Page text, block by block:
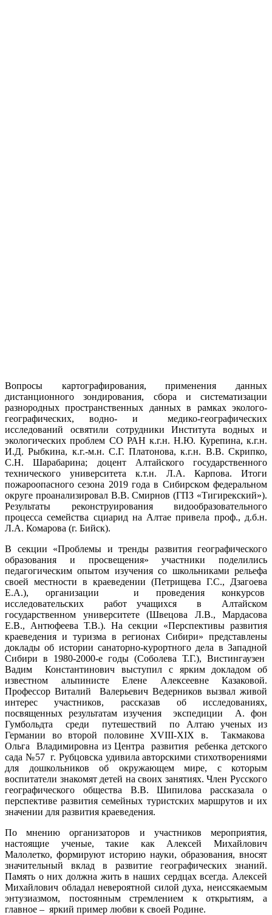
Вопросы картографирования, применения данных
дистанционного зондирования, сбора и систематизации
разнородных пространственных данных в рамках эколого-
географических, водно- и медико-географических
исследований освятили сотрудники Института водных и
экологических проблем СО РАН к.г.н. Н.Ю. Курепина, к.г.н.
И.Д. Рыбкина, к.г.-м.н. С.Г. Платонова, к.г.н. В.В. Скрипко,
С.Н. Шарабарина; доцент Алтайского государственного
технического университета к.т.н. Л.А. Карпова. Итоги
пожароопасного сезона 2019 года в Сибирском федеральном
округе проанализировал В.В. Смирнов (ГПЗ «Тигирекский»).
Результаты реконструирования видообразовательного
процесса семейства сциарид на Алтае привела проф., д.б.н.
Л.А. Комарова (г. Бийск).
В секции «Проблемы и тренды развития географического
образования и просвещения» участники поделились
педагогическим опытом изучения со школьниками рельефа
своей местности в краеведении (Петрищева Г.С., Дзагоева
Е.А.), организации и проведения конкурсов
исследовательских работ учащихся в Алтайском
государственном университете (Швецова Л.В., Мардасова
Е.В., Антюфеева Т.В.). На секции «Перспективы развития
краеведения и туризма в регионах Сибири» представлены
доклады об истории санаторно-курортного дела в Западной
Сибири в 1980-2000-е годы (Соболева Т.Г.), Вистингаузен
Вадим Константинович выступил с ярким докладом об
известном альпинисте Елене Алексеевне Казаковой.
Профессор Виталий Валерьевич Ведерников вызвал живой
интерес участников, рассказав об исследованиях,
посвященных результатам изучения экспедиции А. фон
Гумбольдта среди путешествий по Алтаю ученых из
Германии во второй половине XVIII-XIX в. Такмакова
Ольга Владимировна из Центра развития ребенка детского
сада №57 г. Рубцовска удивила авторскими стихотворениями
для дошкольников об окружающем мире, с которым
воспитатели знакомят детей на своих занятиях. Член Русского
географического общества В.В. Шипилова рассказала о
перспективе развития семейных туристских маршрутов и их
значении для развития краеведения.
По мнению организаторов и участников мероприятия,
настоящие ученые, такие как Алексей Михайлович
Малолетко, формируют историю науки, образования, вносят
значительный вклад в развитие географических знаний.
Память о них должна жить в наших сердцах всегда. Алексей
Михайлович обладал невероятной силой духа, неиссякаемым
энтузиазмом, постоянным стремлением к открытиям, а
главное – яркий пример любви к своей Родине.